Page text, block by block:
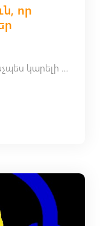
որ
Սովորական բարություն․ թե ինչպես կարելի է փոխել կյանքեր